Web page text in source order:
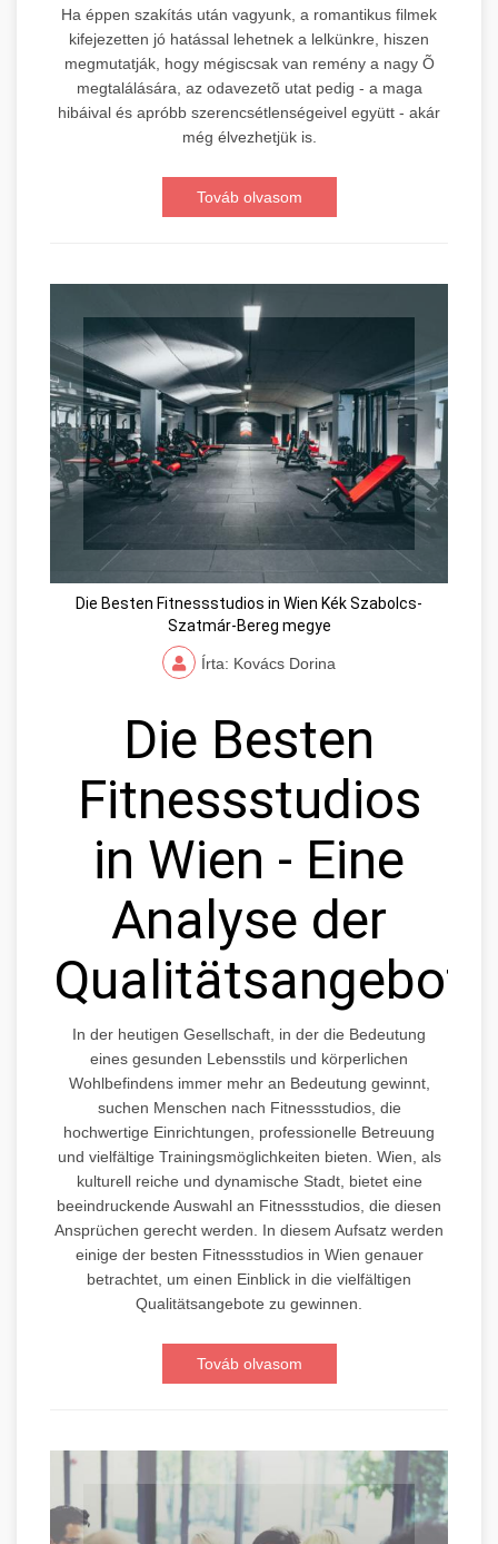
Ha éppen szakítás után vagyunk, a romantikus filmek
kifejezetten jó hatással lehetnek a lelkünkre, hiszen
megmutatják, hogy mégiscsak van remény a nagy Õ
megtalálására, az odavezetõ utat pedig - a maga
hibáival és apróbb szerencsétlenségeivel együtt - akár
még élvezhetjük is.
Továb olvasom
Die Besten Fitnessstudios in Wien Kék Szabolcs-
Szatmár-Bereg megye
Írta: Kovács Dorina
Die Besten
Fitnessstudios
in Wien - Eine
Analyse der
Qualitätsangebote
In der heutigen Gesellschaft, in der die Bedeutung
eines gesunden Lebensstils und körperlichen
Wohlbefindens immer mehr an Bedeutung gewinnt,
suchen Menschen nach Fitnessstudios, die
hochwertige Einrichtungen, professionelle Betreuung
und vielfältige Trainingsmöglichkeiten bieten. Wien, als
kulturell reiche und dynamische Stadt, bietet eine
beeindruckende Auswahl an Fitnessstudios, die diesen
Ansprüchen gerecht werden. In diesem Aufsatz werden
einige der besten Fitnessstudios in Wien genauer
betrachtet, um einen Einblick in die vielfältigen
Qualitätsangebote zu gewinnen.
Továb olvasom